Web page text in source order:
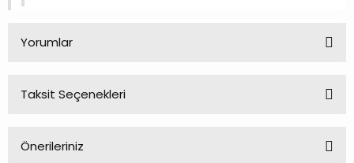
Yorumlar
Taksit Seçenekleri
Önerileriniz